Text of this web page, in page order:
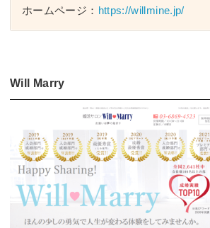
ホームページ： https://willmine.jp/
Will Marry